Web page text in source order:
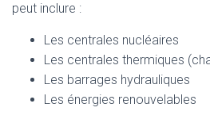
peut inclure :
Les centrales nucléaires
Les centrales thermiques
Les barrages hydrauliques
Les énergies renouvelables